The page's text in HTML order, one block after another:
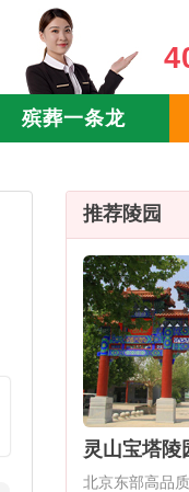
殡葬一条龙
推荐陵园
灵山宝塔陵
北京东部高品